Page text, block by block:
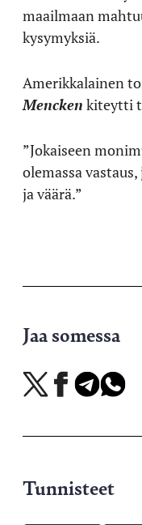
maailmaan
kysymyksiä.
Amerikkalainen
Mencken kiteytti
”Jokaiseen
olemassa
ja väärä.”
Jaa somessa
Jaa
X-
Jaa
Facebookissa
Jaa
Telegramissa
Jaa
Tunnisteet